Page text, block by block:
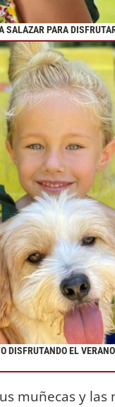
SALAZAR PARA
DISFRUTANDO EL
muñecas y